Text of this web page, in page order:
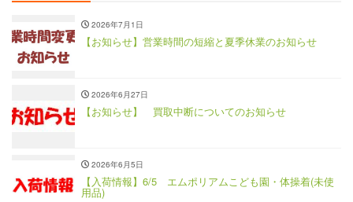
2026年7月1日
【お知らせ】営業時間の短縮と夏季休業のお知らせ
2026年6月27日
【お知らせ】 買取中断についてのお知らせ
2026年6月5日
【入荷情報】6/5 エムポリアムこども園・体操着(未使
用品)